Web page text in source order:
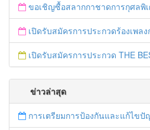
ขอเชิญซื้อสลากกาชาดการกุศลพิเศษจังหวัดพระ
เปิดรับสมัครการประกวดร้องเพลงกำนัน
เปิดรับสมัครการประกวด THE BEST TO BE
ข่าวล่าสุด
การเตรียมการป้องกันและแก้ไขปัญห